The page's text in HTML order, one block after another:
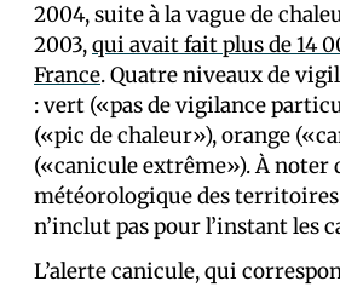
2004, suite à la vague de
2003,qui avait fait plus de 14
France. Quatre niveaux de
: vert («pas de vigilance
(«pic de chaleur»), orange
(«canicule extrême»). À noter
météorologique des
n’inclut pas pour l’instant les
L’alerte canicule, qui